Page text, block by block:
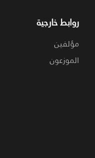
روابط خارجية
مؤلفين
الموزعون